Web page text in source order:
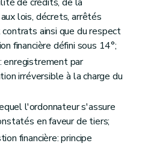
commune
spécifiques
à l'approbation du budget
lois, décrets, arrêtés
ainsi que du respect
financière défini sous 14°;
enregistrement par
irréversible à la charge du
l'ordonnateur s'assure
en faveur de tiers;
financière: principe